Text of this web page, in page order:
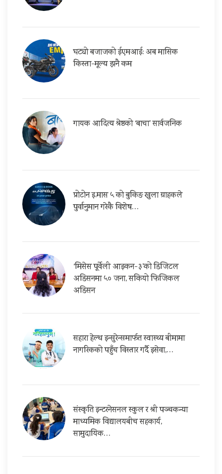
घट्यो बजाजको ईएमआई: अब मासिक
किस्ता-मूल्य झनै कम
गायक आदित्य श्रेष्ठको ‘बाचा’ सार्वजनिक
प्रोटोन इ.मास ५ को बुकिङ खुला ग्राहकले
पुर्वानुमान गरेकै विशेष…
‘मिसेस पूर्वेली आइकन-३’को डिजिटल
अडिसनमा ५० जना, सकियो फिजिकल
अडिसन
सहारा हेल्थ इन्सुरेन्समार्फत स्वास्थ्य बीमामा
नागरिकको पहुँच विस्तार गर्दै इसेवा,…
संस्कृति इन्टरनेसनल स्कुल र श्री पञ्चकन्या
माध्यमिक विद्यालयबीच सहकार्य,
सामुदायिक…